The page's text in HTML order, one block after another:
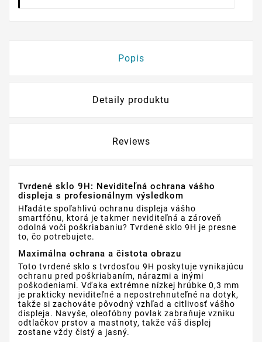
Popis
Detaily produktu
Reviews
Tvrdené sklo 9H: Neviditeľná ochrana vášho
displeja s profesionálnym výsledkom
Hľadáte spoľahlivú ochranu displeja vášho
smartfónu, ktorá je takmer neviditeľná a zároveň
odolná voči poškriabaniu? Tvrdené sklo 9H je presne
to, čo potrebujete.
Maximálna ochrana a čistota obrazu
Toto tvrdené sklo s tvrdosťou 9H poskytuje vynikajúcu
ochranu pred poškriabaním, nárazmi a inými
poškodeniami. Vďaka extrémne nízkej hrúbke 0,3 mm
je prakticky neviditeľné a nepostrehnuteľné na dotyk,
takže si zachováte pôvodný vzhľad a citlivosť vášho
displeja. Navyše, oleofóbny povlak zabraňuje vzniku
odtlačkov prstov a mastnoty, takže váš displej
zostane vždy čistý a jasný.